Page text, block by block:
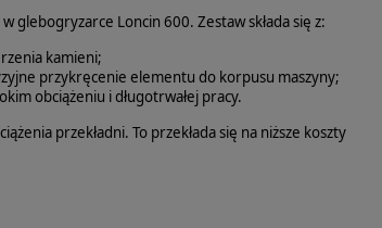
glebogryzarce Loncin 600. Zestaw składa się z:
kamieni;
przykręcenie elementu do korpusu maszyny;
obciążeniu i długotrwałej pracy.
przekładni. To przekłada się na niższe koszty